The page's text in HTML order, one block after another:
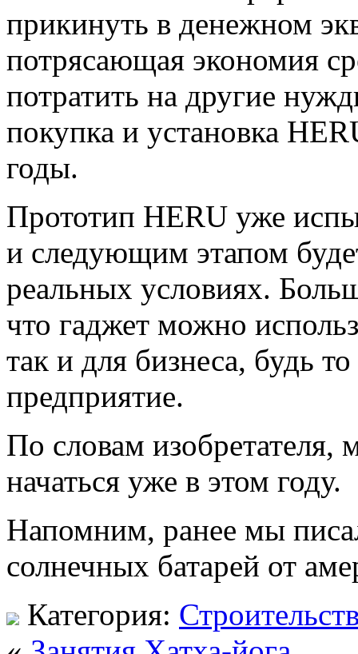
прикинуть в денежном
потрясающая экономия
потратить на другие
покупка и установка
годы.
Прототип HERU уже
и следующим этапом
реальных условиях.
что гаджет можно
так и для бизнеса, будь
предприятие.
По словам изобретателя,
начаться уже в этом году.
Напомним, ранее мы
солнечных батарей от
Категория: